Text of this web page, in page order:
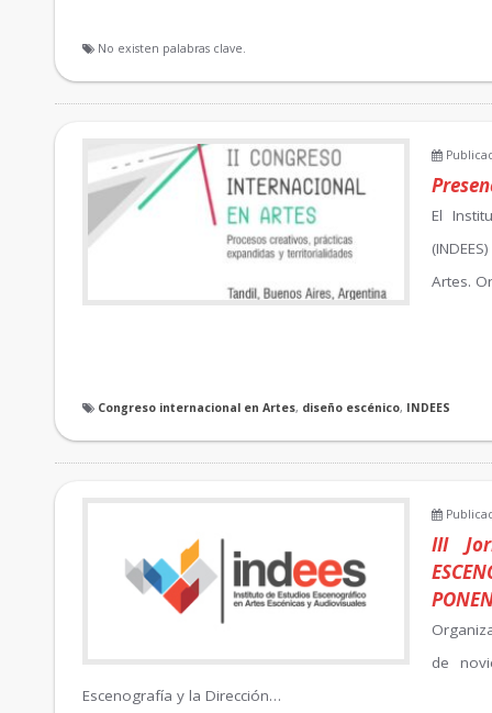
No existen palabras clave.
El
Artes.
Congreso internacional en Artes, diseño escénico, INDEES
III
de
Escenografía y la Dirección…